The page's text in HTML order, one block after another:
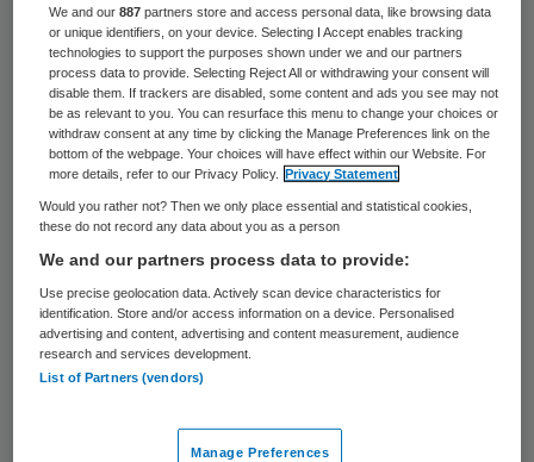
de organisatie van de gezondheidszorg van
tegenwoordig. “Ik sta volledig achter
kwaliteitscontrole”, zei hij. “ Ik begrijp ook
dat ik als opleider van co-assistenten
gevisiteerd moet worden. Maar hanteer dan
parameters die er echt toe doen! Nu krijg ik
bij de steeds nieuwe maatregelen en
controleprocedures het gevoel dat deze
worden gemaakt door mensen die volstrekt
niet begrijpen waar het echt om gaat. Het
lijkt wel alsof er een dikke muur rondom de
dokters en patiënten steeds verder
We and our887 partners store and access personal data, like browsing data
or unique identifiers, on your device. Selecting I Accept enables tracking
technologies to support the purposes shown under we and our partners
process data to provide. Selecting Reject All or withdrawing your consent will
disable them. If trackers are disabled, some content and ads you see may not
be as relevant to you. You can resurface this menu to change your choices or
withdraw consent at any time by clicking the Manage Preferences link on the
bottom of the webpage. Your choices will have effect within our Website. For
more details, refer to our Privacy Policy.
Privacy Statement
Would you rather not? Then we only place essential and statistical cookies,
these do not record any data about you as a person
We and our partners process data to provide:
Use precise geolocation data. Actively scan device characteristics for
identification. Store and/or access information on a device. Personalised
advertising and content, advertising and content measurement, audience
research and services development.
List of Partners (vendors)
Manage Preferences